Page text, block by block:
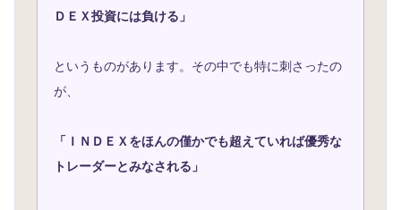
ＤＥＸ投資には負ける」
というものがあります。その中でも特に刺さったの
が、
「ＩＮＤＥＸをほんの僅かでも超えていれば優秀な
トレーダーとみなされる」